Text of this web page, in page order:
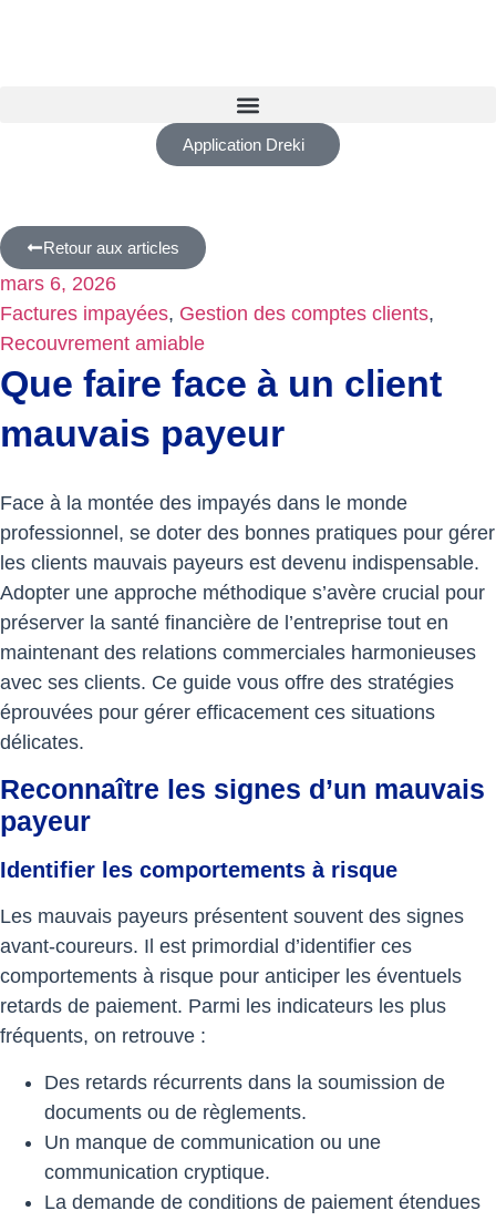
Application Dreki
Retour aux articles
mars 6, 2026
Factures impayées, Gestion des comptes clients,
Recouvrement amiable
Que faire face à un client
mauvais payeur
Face à la montée des impayés dans le monde
professionnel, se doter des bonnes pratiques pour gérer
les clients mauvais payeurs est devenu indispensable.
Adopter une approche méthodique s’avère crucial pour
préserver la santé financière de l’entreprise tout en
maintenant des relations commerciales harmonieuses
avec ses clients. Ce guide vous offre des stratégies
éprouvées pour gérer efficacement ces situations
délicates.
Reconnaître les signes d’un mauvais
payeur
Identifier les comportements à risque
Les mauvais payeurs présentent souvent des signes
avant-coureurs. Il est primordial d’identifier ces
comportements à risque pour anticiper les éventuels
retards de paiement. Parmi les indicateurs les plus
fréquents, on retrouve :
Des retards récurrents dans la soumission de
documents ou de règlements.
Un manque de communication ou une
communication cryptique.
La demande de conditions de paiement étendues